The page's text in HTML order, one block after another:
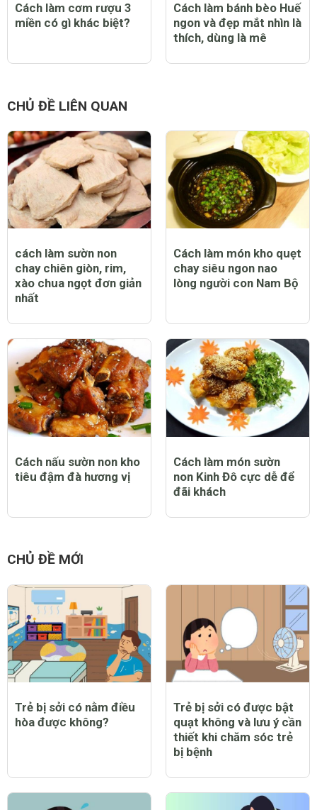
Cách làm cơm rượu 3
miền có gì khác biệt?
Cách làm bánh bèo Huế
ngon và đẹp mắt nhìn là
thích, dùng là mê
CHỦ ĐỀ LIÊN QUAN
cách làm sườn non
chay chiên giòn, rim,
xào chua ngọt đơn giản
nhất
Cách làm món kho quẹt
chay siêu ngon nao
lòng người con Nam Bộ
Cách nấu sườn non kho
tiêu đậm đà hương vị
Cách làm món sườn
non Kinh Đô cực dễ để
đãi khách
CHỦ ĐỀ MỚI
Trẻ bị sởi có nằm điều
hòa được không?
Trẻ bị sởi có được bật
quạt không và lưu ý cần
thiết khi chăm sóc trẻ
bị bệnh